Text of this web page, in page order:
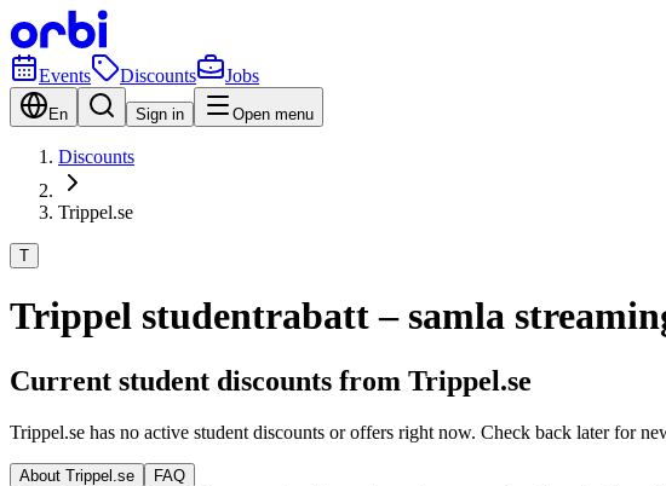
Events Discounts Jobs
En Sign in Open menu
Discounts
Trippel.se
T
Trippel studentrabatt – samla
Current student discounts from Trippel.se
Trippel.se has no active student discounts or offers right now. Check back later for
About Trippel.se FAQ